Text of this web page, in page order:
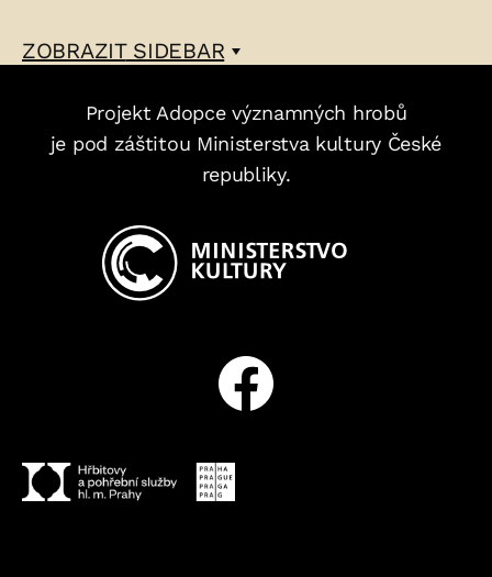
ZOBRAZITSIDEBAR
Projekt Adopce významných hrobů
je pod záštitou Ministerstva kultury České
republiky.
Facebook